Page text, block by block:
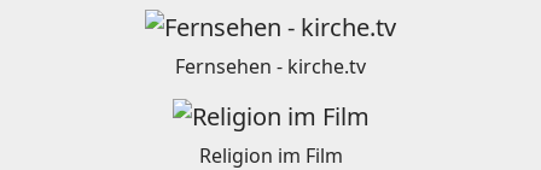
Fernsehen - kirche.tv
Religion im Film